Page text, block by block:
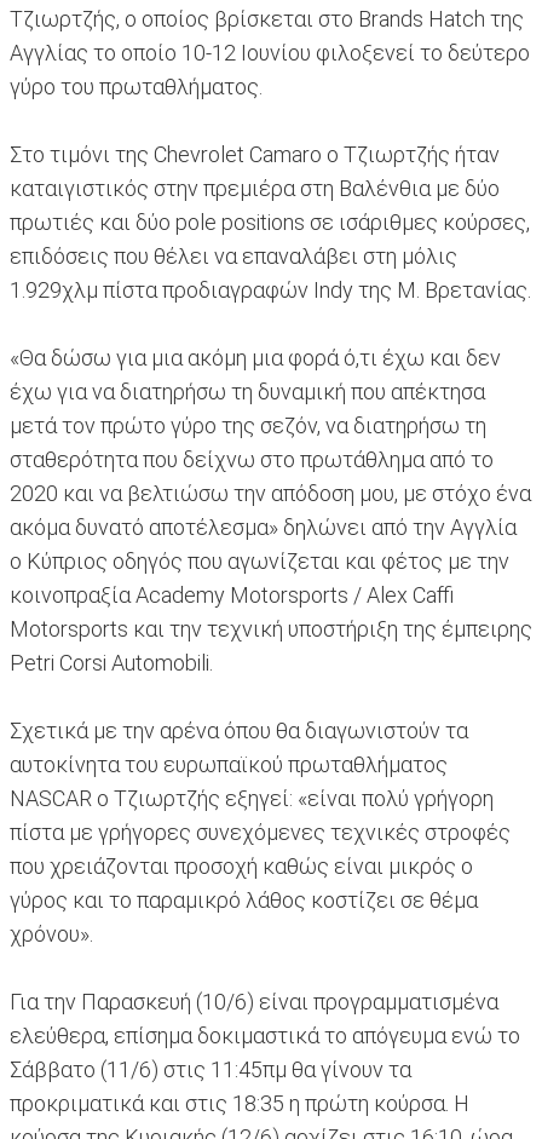
Τζιωρτζής, ο οποίος βρίσκεται στο Brands Hatch της
Αγγλίας το οποίο 10-12 Ιουνίου φιλοξενεί το δεύτερο
γύρο του πρωταθλήματος.
Στο τιμόνι της Chevrolet Camaro ο Τζιωρτζής ήταν
καταιγιστικός στην πρεμιέρα στη Βαλένθια με δύο
πρωτιές και δύο pole positions σε ισάριθμες κούρσες,
επιδόσεις που θέλει να επαναλάβει στη μόλις
1.929χλμ πίστα προδιαγραφών Indy της Μ. Βρετανίας.
«Θα δώσω για μια ακόμη μια φορά ό,τι έχω και δεν
έχω για να διατηρήσω τη δυναμική που απέκτησα
μετά τον πρώτο γύρο της σεζόν, να διατηρήσω τη
σταθερότητα που δείχνω στο πρωτάθλημα από το
2020 και να βελτιώσω την απόδοση μου, με στόχο ένα
ακόμα δυνατό αποτέλεσμα» δηλώνει από την Αγγλία
ο Κύπριος οδηγός που αγωνίζεται και φέτος με την
κοινοπραξία Academy Motorsports / Alex Caffi
Motorsports και την τεχνική υποστήριξη της έμπειρης
Petri Corsi Automobili.
Σχετικά με την αρένα όπου θα διαγωνιστούν τα
αυτοκίνητα του ευρωπαϊκού πρωταθλήματος
NASCAR ο Τζιωρτζής εξηγεί: «είναι πολύ γρήγορη
πίστα με γρήγορες συνεχόμενες τεχνικές στροφές
που χρειάζονται προσοχή καθώς είναι μικρός ο
γύρος και το παραμικρό λάθος κοστίζει σε θέμα
χρόνου».
Για την Παρασκευή (10/6) είναι προγραμματισμένα
ελεύθερα, επίσημα δοκιμαστικά το απόγευμα ενώ το
Σάββατο (11/6) στις 11:45πμ θα γίνουν τα
προκριματικά και στις 18:35 η πρώτη κούρσα. Η